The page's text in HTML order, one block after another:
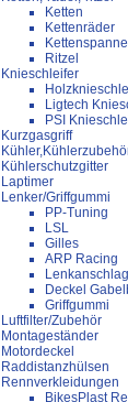
Ketten
Kettenräder
Ritzel
Knieschleifer
Ligtech
PSI
Kurzgasgriff
Kühlerschutzgitter
Laptimer
Lenker/Griffgummi
PP-Tuning
LSL
Gilles
ARP Racing
Deckel
Griffgummi
Luftfilter/Zubehör
Montageständer
Motordeckel
Raddistanzhülsen
Rennverkleidungen
BikesPlast